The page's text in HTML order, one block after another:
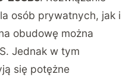
osób prywatnych, jak i
obudowę można
Jednak w tym
się potężne